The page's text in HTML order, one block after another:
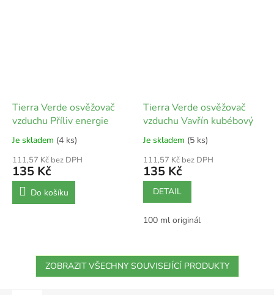
Tierra Verde osvěžovač
vzduchu Příliv energie
Je skladem (4 ks)
111,57 Kč bez DPH
135 Kč
Do košíku
Tierra Verde osvěžovač
vzduchu Vavřín kubébový
Je skladem (5 ks)
111,57 Kč bez DPH
135 Kč
DETAIL
100 ml originál
ZOBRAZIT VŠECHNY SOUVISEJÍCÍ PRODUKTY